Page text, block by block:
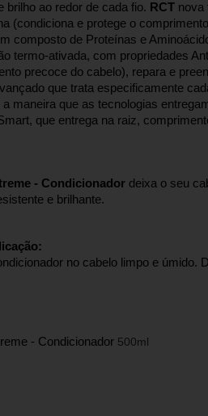
brilho ao redor de cada fio. RCT nova
(condiciona e protege o
composto de Proteínas e
termo-ativada, com propriedades
precoce do cabelo), repara e
que trata especificamente
a maneira que as tecnologias
que entrega na raiz,
- Condicionador deixa o seu
e brilhante.
no cabelo limpo e úmido.
- Condicionador 500ml